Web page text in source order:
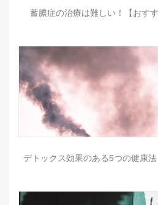
蓄膿症の治療は難しい！【おす
デトックス効果のある5つの健康法